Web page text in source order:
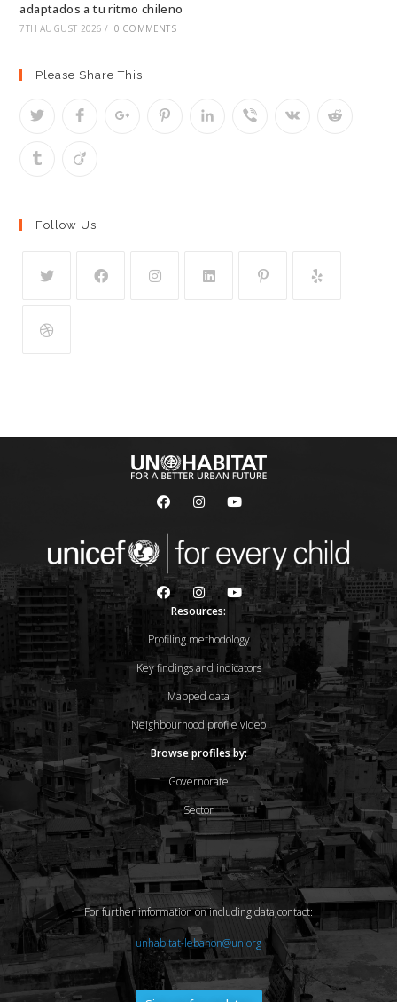
adaptados a tu ritmo chileno
7TH AUGUST 2026 / 0 COMMENTS
Please Share This
Follow Us
Resources:
Profiling methodology
Key findings and indicators
Mapped data
Neighbourhood profile video
Browse profiles by:
Governorate
Sector
For further information on including data,contact:
unhabitat-lebanon@un.org